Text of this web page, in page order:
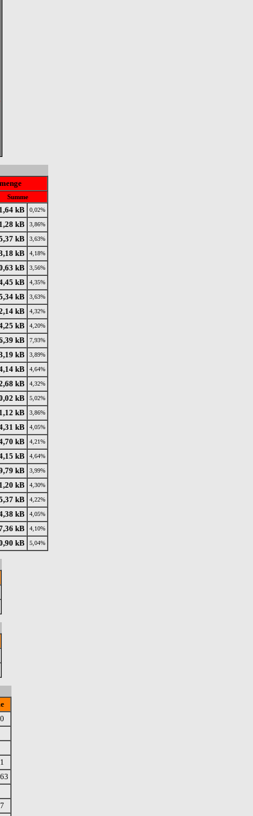
Summe
1,64 kB 0,02%
kB 3,86%
kB 3,63%
kB 4,18%
kB 3,56%
kB 4,35%
kB 3,63%
kB 4,32%
kB 4,20%
kB 7,93%
kB 3,89%
kB 4,64%
kB 4,32%
kB 5,02%
kB 3,86%
kB 4,05%
kB 4,21%
kB 4,64%
kB 3,99%
kB 4,30%
kB 4,22%
kB 4,05%
kB 4,10%
kB 5,04%